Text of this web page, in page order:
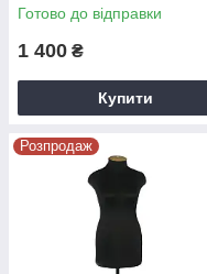
Готово до відправки
1 400 ₴
Купити
Розпродаж